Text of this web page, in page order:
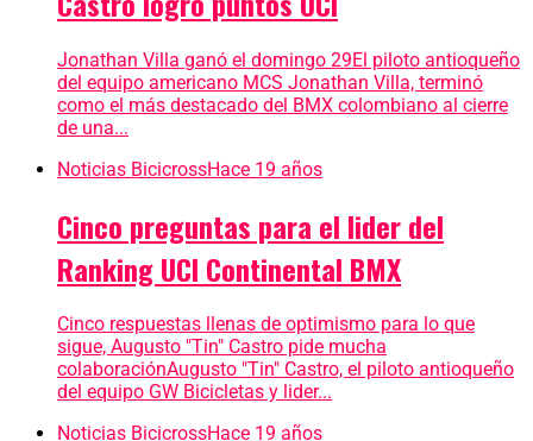
Jonathan Villa ganó el domingo 29El piloto antioqueño
del equipo americano MCS Jonathan Villa, terminó
como el más destacado del BMX colombiano al cierre
de una...
Noticias BicicrossHace 19 años
Cinco preguntas para el lider del
Ranking UCI Continental BMX
Cinco respuestas llenas de optimismo para lo que
sigue, Augusto "Tin" Castro pide mucha
colaboraciónAugusto "Tin" Castro, el piloto antioqueño
del equipo GW Bicicletas y lider...
Noticias BicicrossHace 19 años